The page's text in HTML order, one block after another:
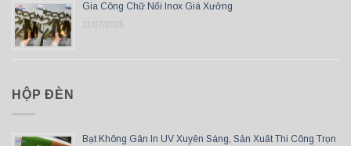
Gia Công Chữ Nổi Inox Giá Xưởng
11/07/2026
HỘP ĐÈN
Bạt Không Gân In UV Xuyên Sáng, Sản Xuất Thi Công Trọn